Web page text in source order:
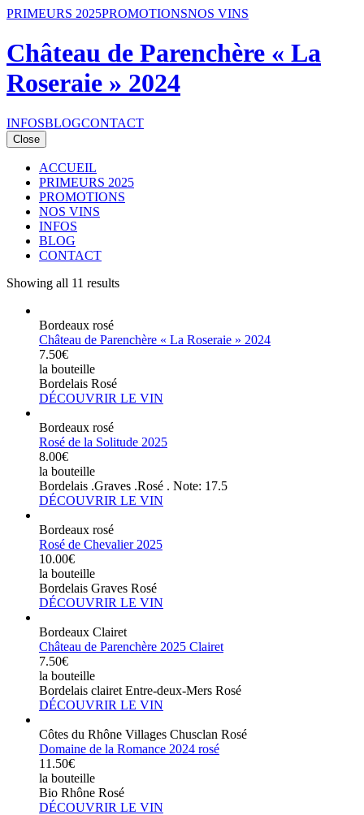
PRIMEURS 2025PROMOTIONSNOS VINS
Château de Parenchère « La
Roseraie » 2024
INFOSBLOGCONTACT
Close
ACCUEIL
PRIMEURS 2025
PROMOTIONS
NOS VINS
INFOS
BLOG
CONTACT
Showing all 11 results
Bordeaux rosé
Château de Parenchère « La Roseraie » 2024
7.50€
la bouteille
Bordelais Rosé
DÉCOUVRIR LE VIN
Bordeaux rosé
Rosé de la Solitude 2025
8.00€
la bouteille
Bordelais .Graves .Rosé . Note: 17.5
DÉCOUVRIR LE VIN
Bordeaux rosé
Rosé de Chevalier 2025
10.00€
la bouteille
Bordelais Graves Rosé
DÉCOUVRIR LE VIN
Bordeaux Clairet
Château de Parenchère 2025 Clairet
7.50€
la bouteille
Bordelais clairet Entre-deux-Mers Rosé
DÉCOUVRIR LE VIN
Côtes du Rhône Villages Chusclan Rosé
Domaine de la Romance 2024 rosé
11.50€
la bouteille
Bio Rhône Rosé
DÉCOUVRIR LE VIN